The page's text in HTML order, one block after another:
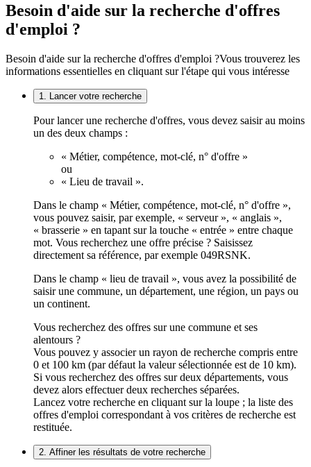
Besoin d'aide sur la recherche d'offres
d'emploi ?
Besoin d'aide sur la recherche d'offres d'emploi ?Vous trouverez les
informations essentielles en cliquant sur l'étape qui vous intéresse
1. Lancer votre recherche
Pour lancer une recherche d'offres, vous devez saisir au moins
un des deux champs :
« Métier, compétence, mot-clé, n° d'offre »
ou
« Lieu de travail ».
Dans le champ « Métier, compétence, mot-clé, n° d'offre »,
vous pouvez saisir, par exemple, « serveur », « anglais »,
« brasserie » en tapant sur la touche « entrée » entre chaque
mot. Vous recherchez une offre précise ? Saisissez
directement sa référence, par exemple 049RSNK.
Dans le champ « lieu de travail », vous avez la possibilité de
saisir une commune, un département, une région, un pays ou
un continent.
Vous recherchez des offres sur une commune et ses
alentours ?
Vous pouvez y associer un rayon de recherche compris entre
0 et 100 km (par défaut la valeur sélectionnée est de 10 km).
Si vous recherchez des offres sur deux départements, vous
devez alors effectuer deux recherches séparées.
Lancez votre recherche en cliquant sur la loupe ; la liste des
offres d'emploi correspondant à vos critères de recherche est
restituée.
2. Affiner les résultats de votre recherche